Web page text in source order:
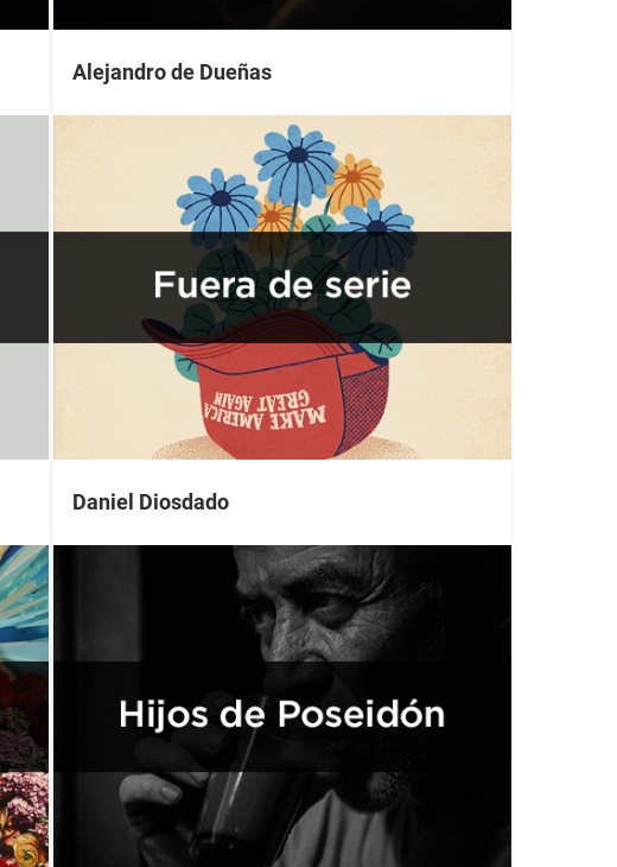
Alejandro de Dueñas
Daniel Diosdado